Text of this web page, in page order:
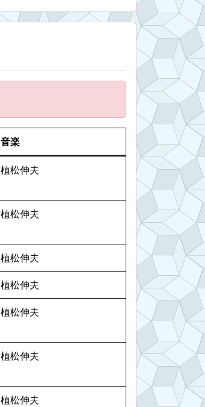
音楽
植松伸夫
植松伸夫
植松伸夫
植松伸夫
植松伸夫
植松伸夫
植松伸夫